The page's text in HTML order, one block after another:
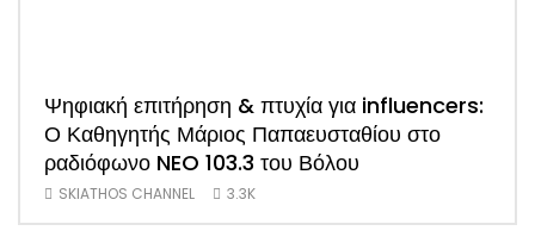
Ψηφιακή επιτήρηση & πτυχία για influencers:
Ο Καθηγητής Μάριος Παπαευσταθίου στο
ραδιόφωνο NEO 103.3 του Βόλου
SKIATHOS CHANNEL 3.3K